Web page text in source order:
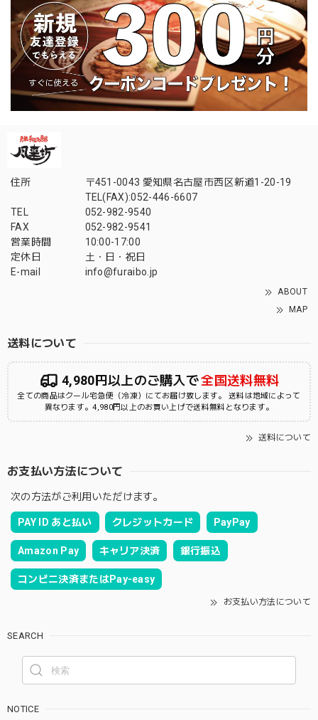
住所
〒451-0043 愛知県名古屋市西区新道1-20-19
TEL(FAX):052-446-6607
TEL
052-982-9540
FAX
052-982-9541
営業時間
10:00-17:00
定休日
土・日・祝日
E-mail
info@furaibo.jp
ABOUT
MAP
送料について
4,980円以上のご購入で全国送料無料
全ての商品はクール宅急便（冷凍）にてお届け致します。 送料は地域によって
異なります。4,980円以上のお買い上げで送料無料となります。
送料について
お支払い方法について
次の方法がご利用いただけます。
PAY ID あと払い クレジットカード PayPay
Amazon Pay キャリア決済 銀行振込
コンビニ決済またはPay-easy
お支払い方法について
SEARCH
NOTICE